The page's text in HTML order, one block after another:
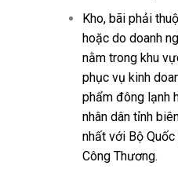
Kho, bãi phải
hoặc do doanh
nằm trong khu
phục vụ kinh
phẩm đông lạnh
nhân dân tỉnh
nhất với Bộ Quốc
Công Thương.